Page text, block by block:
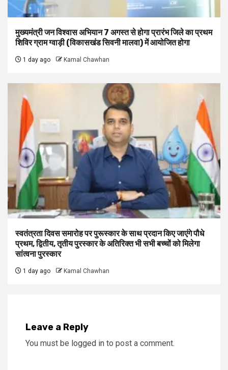
मुख्यमंत्री जन विश्वास अभियान 7 अगस्त से होगा प्रारंभ जिले का प्रथम
शिविर ग्राम ग्वाड़ी (विकासखंड सिवनी मालवा) में आयोजित होगा
1 day ago Kamal Chawhan
स्वतंत्रता दिवस समारोह पर पुरूस्‍कार के साथ प्रदान किए जाएंगे पौधे
प्रथम, द्वितीय, तृतीय पुरस्कार के अतिरिक्त भी सभी बच्चों को मिलेगा
सांत्वना पुरस्कार
1 day ago Kamal Chawhan
Leave a Reply
You must be logged in to post a comment.